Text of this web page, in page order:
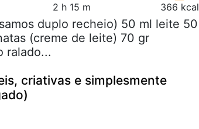
2 h 15 m 366 kcal
duplo recheio) 50 ml leite 50
(creme de leite) 70 gr
ralado...
criativas e simplesmente